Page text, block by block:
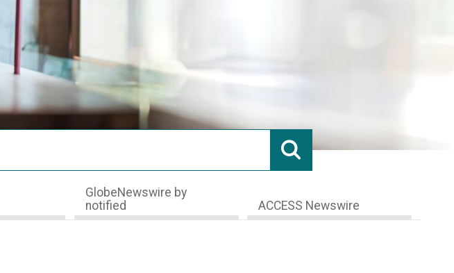
GlobeNewswire by
notified
ACCESS Newswire